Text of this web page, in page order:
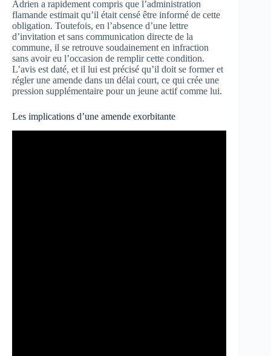
Adrien a rapidement compris que l’administration
flamande estimait qu’il était censé être informé de cette
obligation. Toutefois, en l’absence d’une lettre
d’invitation et sans communication directe de la
commune, il se retrouve soudainement en infraction
sans avoir eu l’occasion de remplir cette condition.
L’avis est daté, et il lui est précisé qu’il doit se former et
régler une amende dans un délai court, ce qui crée une
pression supplémentaire pour un jeune actif comme lui.
Les implications d’une amende exorbitante